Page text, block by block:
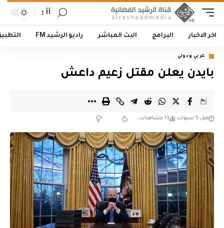
أأ
اخر الاخبار البرامج البث المباشر راديو الرشيد FM
عربي ودولي
بايدن يعلن مقتل زعيم داعش
قبل 5 سنوات 13 مشاهدات